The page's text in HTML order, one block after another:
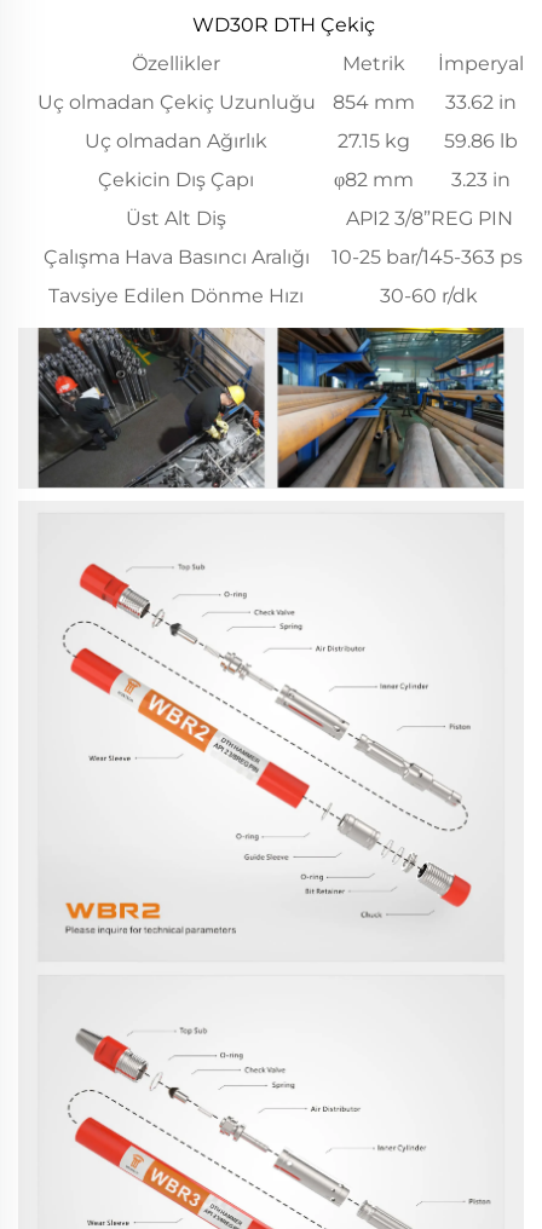
WD30R DTH Çekiç
Özellikler
Metrik
İmperyal
Uç olmadan Çekiç Uzunluğu
854 mm
33.62 in
Uç olmadan Ağırlık
27.15 kg
59.86 lb
Çekicin Dış Çapı
φ82 mm
3.23 in
Üst Alt Diş
API2 3/8”REG PIN
Çalışma Hava Basıncı Aralığı
10-25 bar/145-363 psi
Tavsiye Edilen Dönme Hızı
30-60 r/dk